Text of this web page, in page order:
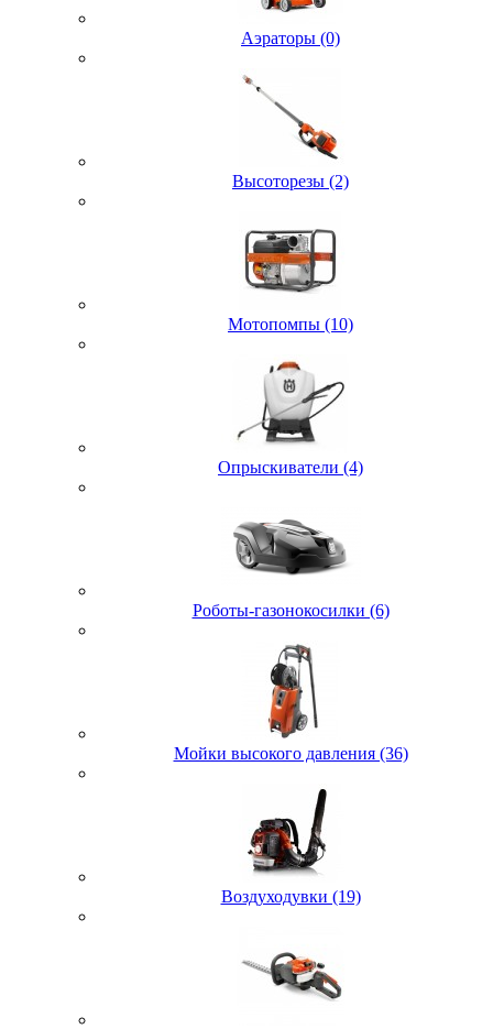
Аэраторы (0)
Высоторезы (2)
Мотопомпы (10)
Опрыскиватели (4)
Роботы-газонокосилки (6)
Мойки высокого давления (36)
Воздуходувки (19)